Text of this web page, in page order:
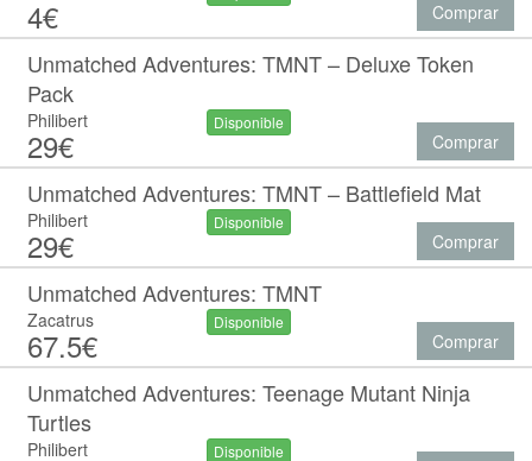
4€ Comprar
Unmatched Adventures: TMNT – Deluxe Token
Pack
Philibert
29€
Disponible
Comprar
Unmatched Adventures: TMNT – Battlefield Mat
Philibert
29€
Disponible
Comprar
Unmatched Adventures: TMNT
Zacatrus
67.5€
Disponible
Comprar
Unmatched Adventures: Teenage Mutant Ninja
Turtles
Philibert Disponible